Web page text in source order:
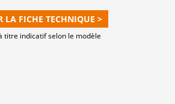
LA FICHE TECHNIQUE >
titre indicatif selon le modèle